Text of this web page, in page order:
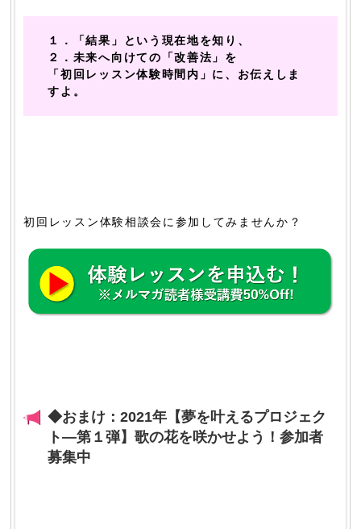
１．「結果」という現在地を知り、
２．未来へ向けての「改善法」を
「初回レッスン体験時間内」に、お伝えしま
すよ。
初回レッスン体験相談会に参加してみませんか？
◆おまけ：2021年【夢を叶えるプロジェク
ト―第１弾】歌の花を咲かせよう！参加者
募集中